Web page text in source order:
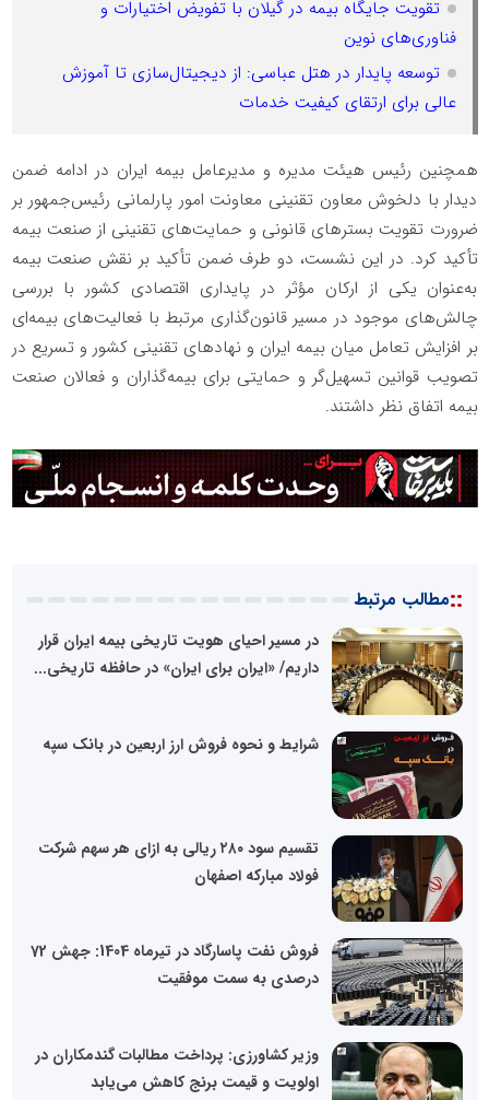
تقویت جایگاه بیمه در گیلان با تفویض اختیارات و
فناوری‌های نوین
توسعه پایدار در هتل عباسی: از دیجیتال‌سازی تا آموزش
عالی برای ارتقای کیفیت خدمات
همچنین رئیس هیئت مدیره و مدیرعامل بیمه ایران در ادامه ضمن
دیدار با دلخوش معاون تقنینی معاونت امور پارلمانی رئیس‌جمهور بر
ضرورت تقویت بسترهای قانونی و حمایت‌های تقنینی از صنعت بیمه
تأکید کرد. در این نشست، دو طرف ضمن تأکید بر نقش صنعت بیمه
به‌عنوان یکی از ارکان مؤثر در پایداری اقتصادی کشور با بررسی
چالش‌های موجود در مسیر قانون‌گذاری مرتبط با فعالیت‌های بیمه‌ای
بر افزایش تعامل میان بیمه ایران و نهادهای تقنینی کشور و تسریع در
تصویب قوانین تسهیل‌گر و حمایتی برای بیمه‌گذاران و فعالان صنعت
بیمه اتفاق نظر داشتند.
::مطالب مرتبط
در مسیر احیای هویت تاریخی بیمه ایران قرار
داریم/ «ایران برای ایران» در حافظه تاریخی...
شرایط و نحوه فروش ارز اربعین در بانک سپه
تقسیم سود ۲۸۰ ریالی به ازای هر سهم شرکت
فولاد مبارکه اصفهان
فروش نفت پاسارگاد در تیرماه 1404: جهش 72
درصدی به سمت موفقیت
وزیر کشاورزی: پرداخت مطالبات گندمکاران در
اولویت و قیمت برنج کاهش می‌یابد